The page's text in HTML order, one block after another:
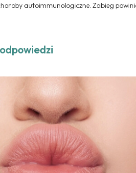
autoimmunologiczne. Zabieg